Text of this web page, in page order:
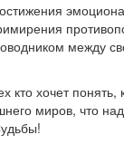
между
кто хочет понять,
миров, что